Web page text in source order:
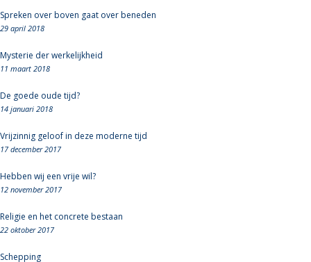
Spreken over boven gaat over beneden
29 april 2018
Mysterie der werkelijkheid
11 maart 2018
De goede oude tijd?
14 januari 2018
Vrijzinnig geloof in deze moderne tijd
17 december 2017
Hebben wij een vrije wil?
12 november 2017
Religie en het concrete bestaan
22 oktober 2017
Schepping